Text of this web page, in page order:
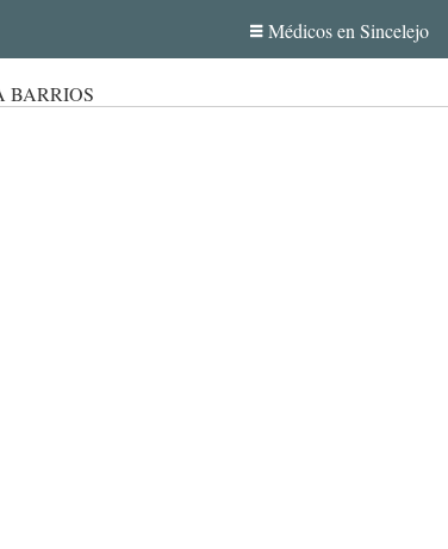
Médicos en Sincelejo
BARRIOS